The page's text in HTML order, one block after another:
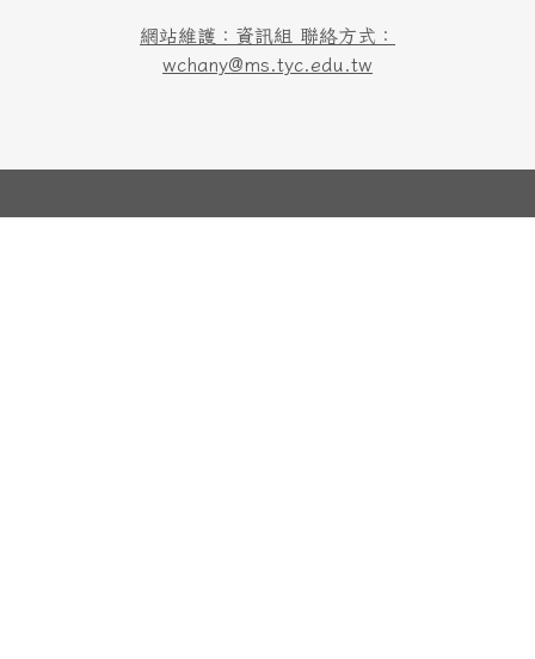
網站維護：資訊組 聯絡方式：
wchany@ms.tyc.edu.tw